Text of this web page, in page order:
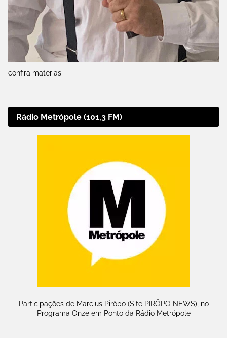
confira matérias
Rádio Metrópole (101,3 FM)
Participações de Marcius Pirôpo (Site PIRÔPO NEWS), no
Programa Onze em Ponto da Rádio Metrópole